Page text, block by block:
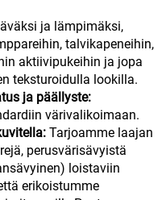
ja lämpimäksi,
talvikapeneihin,
aktiivipukeihin ja jopa
teksturoidulla lookilla.
ja päällyste:
värivalikoimaan.
Tarjoamme laajan
perusvärisävyistä
loistaviin
erikoistumme